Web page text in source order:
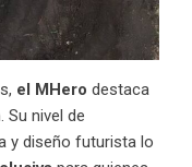
el MHero destaca
Su nivel de
y diseño futurista lo